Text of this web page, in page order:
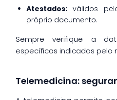
Atestados: válidos
próprio documento.
Sempre verifique a
específicas indicadas pelo
Telemedicina: